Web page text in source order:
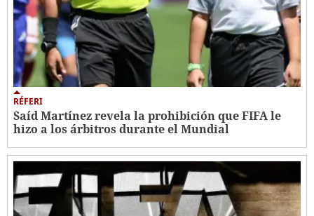
RÉFERI
Saíd Martínez revela la prohibición que FIFA le
hizo a los árbitros durante el Mundial